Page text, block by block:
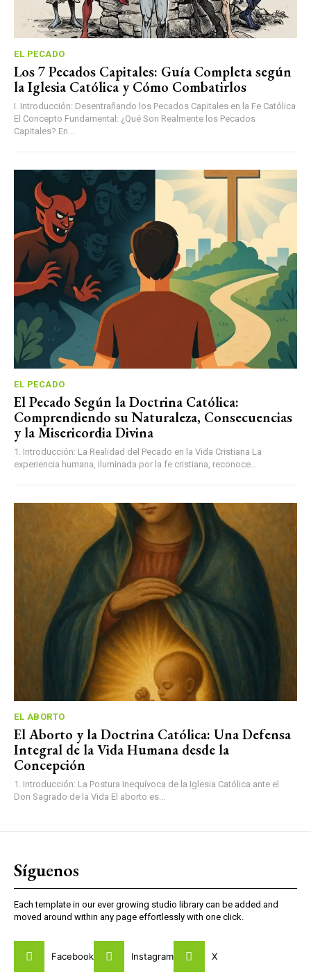
EL PECADO
Los 7 Pecados Capitales: Guía Completa según
la Iglesia Católica y Cómo Combatirlos
I. Introducción: Desentrañando los Pecados Capitales en la Fe Católica
El Concepto Fundamental: ¿Qué Son Realmente los Pecados
Capitales? En...
EL PECADO
El Pecado Según la Doctrina Católica:
Comprendiendo su Naturaleza, Consecuencias
y la Misericordia Divina
1. Introducción: La Realidad del Pecado en la Vida Cristiana La
experiencia humana, iluminada por la fe cristiana, reconoce...
EL ABORTO
El Aborto y la Doctrina Católica: Una Defensa
Integral de la Vida Humana desde la
Concepción
1. Introducción: La Postura Inequívoca de la Iglesia Católica ante el
Don Sagrado de la Vida El aborto es...
Síguenos
Each template in our ever growing studio library can be added and
moved around within any page effortlessly with one click.
Facebook Instagram X